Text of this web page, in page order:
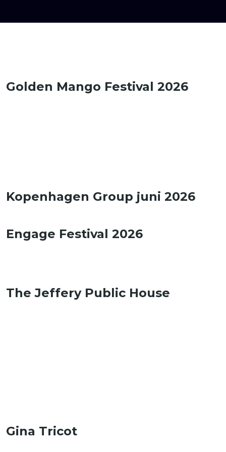
Golden Mango Festival 2026​
Kopenhagen Group juni 2026
​Engage Festival 2026
​The Jeffery Public House
​Gina Tricot